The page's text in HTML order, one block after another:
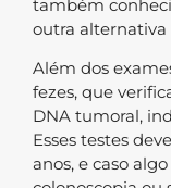
também
outra
Além dos
fezes, que
DNA tumoral,
Esses testes
anos, e caso